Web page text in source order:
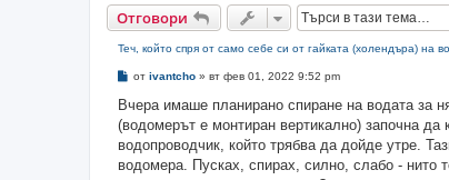
Отговори
Теч, който спря от само себе си от гайката (холендъра) на
М
е
и
е
от ivantcho » вт фев 01, 2022 9:52 pm
Вчера имаше планирано спиране на водата за
(водомерът е монтиран вертикално) започна
водопроводчик, който трябва да дойде утре.
водомера. Пусках, спирах, силно, слабо - нито